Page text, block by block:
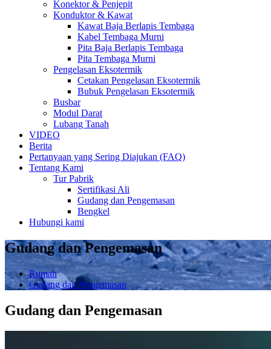
Konektor & Penjepit
Konduktor & Kawat
Kawat Baja Berlapis Tembaga
Kabel Tembaga Murni
Pita Baja Berlapis Tembaga
Pita Tembaga Murni
Pengelasan Eksotermik
Cetakan Pengelasan Eksotermik
Bubuk Pengelasan Eksotermik
Busbar
Modul Darat
Lubang Tanah
VIDEO
Berita
Pertanyaan yang Sering Diajukan (FAQ)
Tentang Kami
Tur Pabrik
Sertifikasi Ali
Gudang dan Pengemasan
Bengkel
Hubungi kami
Gudang dan Pengemasan
Rumah
Gudang dan Pengemasan
Gudang dan Pengemasan